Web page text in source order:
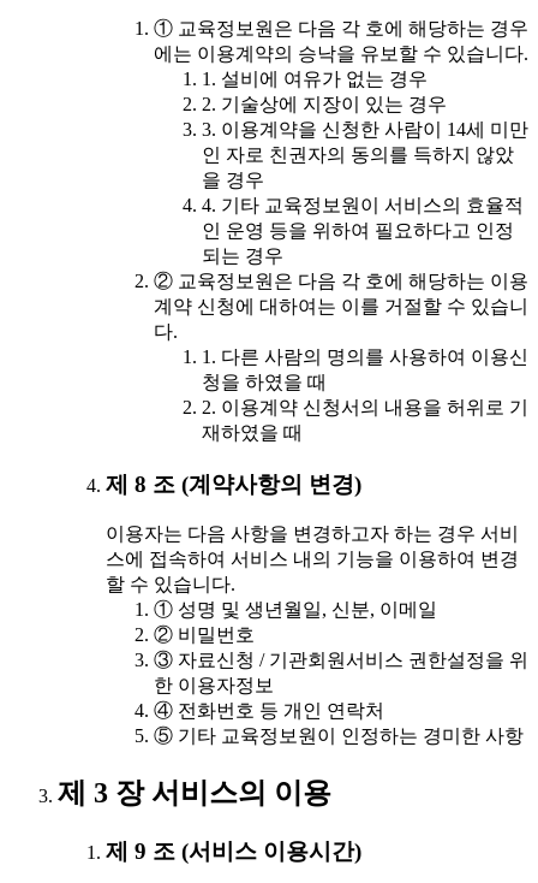
① 교육정보원은 다음 각 호에 해당하는 경우
에는 이용계약의 승낙을 유보할 수 있습니다.
1. 설비에 여유가 없는 경우
2. 기술상에 지장이 있는 경우
3. 이용계약을 신청한 사람이 14세 미만
인 자로 친권자의 동의를 득하지 않았
을 경우
4. 기타 교육정보원이 서비스의 효율적
인 운영 등을 위하여 필요하다고 인정
되는 경우
② 교육정보원은 다음 각 호에 해당하는 이용
계약 신청에 대하여는 이를 거절할 수 있습니
다.
1. 다른 사람의 명의를 사용하여 이용신
청을 하였을 때
2. 이용계약 신청서의 내용을 허위로 기
재하였을 때
제 8 조 (계약사항의 변경)
이용자는 다음 사항을 변경하고자 하는 경우 서비
스에 접속하여 서비스 내의 기능을 이용하여 변경
할 수 있습니다.
① 성명 및 생년월일, 신분, 이메일
② 비밀번호
③ 자료신청 / 기관회원서비스 권한설정을 위
한 이용자정보
④ 전화번호 등 개인 연락처
⑤ 기타 교육정보원이 인정하는 경미한 사항
제 3 장 서비스의 이용
제 9 조 (서비스 이용시간)